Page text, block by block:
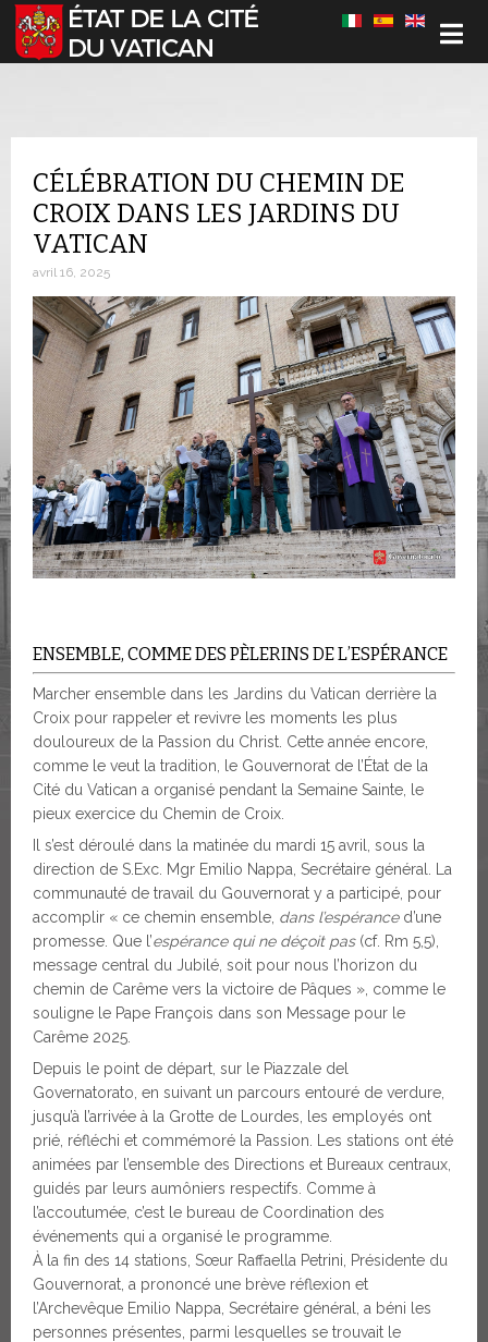
Sélectionnez votre langue
CÉLÉBRATION DU CHEMIN DE
CROIX DANS LES JARDINS DU
VATICAN
avril 16, 2025
ENSEMBLE, COMME DES PÈLERINS DE L’ESPÉRANCE
Marcher ensemble dans les Jardins du Vatican derrière la
Croix pour rappeler et revivre les moments les plus
douloureux de la Passion du Christ. Cette année encore,
comme le veut la tradition, le Gouvernorat de l’État de la
Cité du Vatican a organisé pendant la Semaine Sainte, le
pieux exercice du Chemin de Croix.
Il s’est déroulé dans la matinée du mardi 15 avril, sous la
direction de S.Exc. Mgr Emilio Nappa, Secrétaire général. La
communauté de travail du Gouvernorat y a participé, pour
accomplir « ce chemin ensemble, dans l’espéranced’une
promesse. Que l’espérance qui ne déçoit pas(cf. Rm 5,5),
message central du Jubilé, soit pour nous l’horizon du
chemin de Carême vers la victoire de Pâques », comme le
souligne le Pape François dans son Message pour le
Carême 2025.
Depuis le point de départ, sur le Piazzale del
Governatorato, en suivant un parcours entouré de verdure,
jusqu’à l’arrivée à la Grotte de Lourdes, les employés ont
prié, réfléchi et commémoré la Passion. Les stations ont été
animées par l’ensemble des Directions et Bureaux centraux,
guidés par leurs aumôniers respectifs. Comme à
l’accoutumée, c’est le bureau de Coordination des
événements qui a organisé le programme.
À la fin des 14 stations, Sœur Raffaella Petrini, Présidente du
Gouvernorat, a prononcé une brève réflexion et
l’Archevêque Emilio Nappa, Secrétaire général, a béni les
personnes présentes, parmi lesquelles se trouvait le